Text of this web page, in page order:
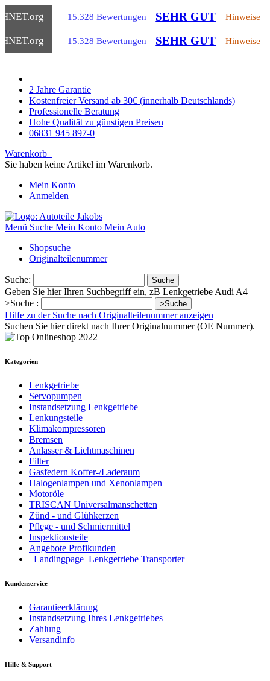
.org 15.328 Bewertungen SEHR GUT Hinweise
.org 15.328 Bewertungen SEHR GUT Hinweise
2 Jahre Garantie
Kostenfreier Versand ab 30€ (innerhalb Deutschlands)
Professionelle Beratung
Hohe Qualität zu günstigen Preisen
06831 945 897-0
Warenkorb
Sie haben keine Artikel im Warenkorb.
Mein Konto
Anmelden
Menü Suche Mein Konto Mein Auto
Shopsuche
Originalteilenummer
Suche: Suche
Geben Sie hier Ihren Suchbegriff ein, zB Lenkgetriebe Audi A4
>Suche :
>Suche
Hilfe zu der Suche nach Originalteilenummer anzeigen
Suchen Sie hier direkt nach Ihrer Originalnummer (OE Nummer).
Kategorien
Lenkgetriebe
Servopumpen
Instandsetzung Lenkgetriebe
Lenkungsteile
Klimakompressoren
Bremsen
Anlasser & Lichtmaschinen
Filter
Gasfedern Koffer-/Laderaum
Halogenlampen und Xenonlampen
Motoröle
TRISCAN Universalmanschetten
Zünd - und Glühkerzen
Pflege - und Schmiermittel
Inspektionsteile
Angebote Profikunden
_Landingpage_Lenkgetriebe Transporter
Kundenservice
Garantieerklärung
Instandsetzung Ihres Lenkgetriebes
Zahlung
Versandinfo
Hilfe & Support